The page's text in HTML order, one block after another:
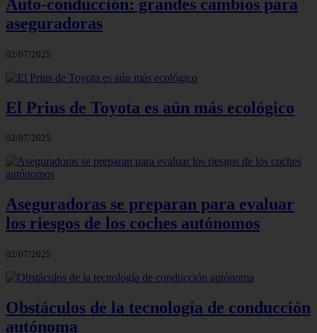
Auto-conducción: grandes cambios para
aseguradoras
02/07/2025
El Prius de Toyota es aún más ecológico
02/07/2025
Aseguradoras se preparan para evaluar
los riesgos de los coches autónomos
02/07/2025
Obstáculos de la tecnología de conducción
autónoma